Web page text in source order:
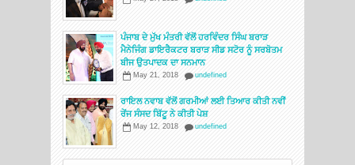
ਪੰਜਾਬ ਦੇ ਮੁੱਖ ਮੰਤਰੀ ਵੱਲੋਂ ਹਰਵਿੰਦਰ ਸਿੰਘ ਬਰਾੜ
ਮੈਨੇਜਿੰਗ ਡਾਇਰੈਕਟਰ ਬਰਾੜ ਸੀਡ ਸਟੋਰ ਨੂੰ ਸਰਬੋਤਮ
ਬੀਜ ਉਤਪਾਦਕ ਦਾ ਸਨਮਾਨ
May 21, 2018 undefined
ਰਾਇਲ ਨਵਾਬ ਵੱਲੋਂ ਗਰਮੀਆਂ ਲਈ ਤਿਆਰ ਕੀਤੀ ਨਵੀਂ
ਰੇਂਜ ਸੰਸਦ ਬਿੱਟੂ ਨੇ ਕੀਤੀ ਪੇਸ਼
May 12, 2018 undefined